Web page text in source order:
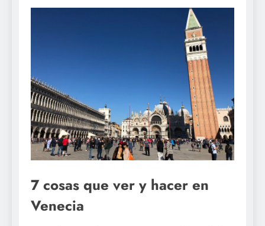
7 cosas que ver y hacer en
Venecia